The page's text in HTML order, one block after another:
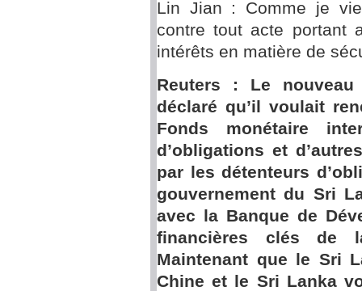
Lin Jian : Comme je
contre tout acte portant
intérêts en matière de
Reuters : Le
déclaré qu’il voulait
Fonds monétaire
d’obligations et
par les détenteurs
gouvernement du Sri
avec la Banque de
financières clés de
Maintenant que le Sri
Chine et le Sri Lanka